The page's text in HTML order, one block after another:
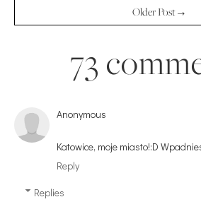
Older Post →
73
Anonymous
Katowice, moje miasto!:D
Reply
Replies